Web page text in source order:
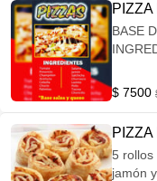
PIZZA
BASE
CEBOLLA,
$ 7500
PIZZA
5 rollos
jamón